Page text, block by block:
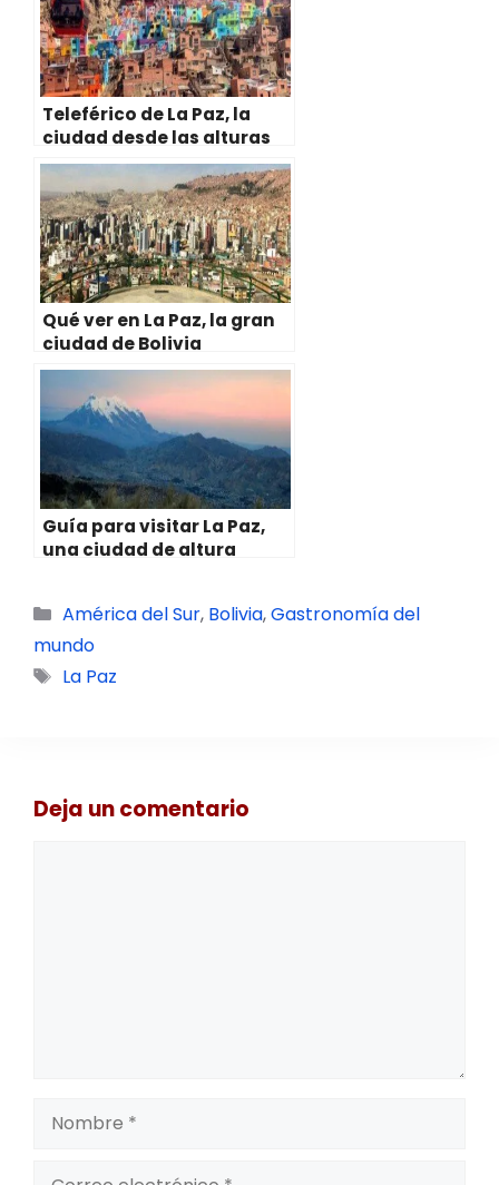
r
)
Teleférico de La Paz, la
ciudad desde las alturas
Qué ver en La Paz, la gran
ciudad de Bolivia
Guía para visitar La Paz,
una ciudad de altura
Categorías
América del Sur, Bolivia,Gastronomía del
mundo
Etiquetas
La Paz
Deja un comentario
Nombre